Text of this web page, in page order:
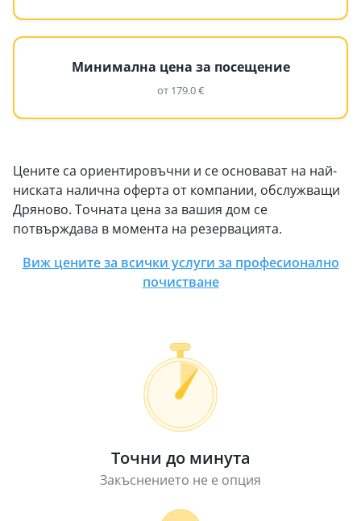
Минимална цена за посещение
от 179.0 €
Цените са ориентировъчни и се основават на най-
ниската налична оферта от компании, обслужващи
Дряново. Точната цена за вашия дом се
потвърждава в момента на резервацията.
Виж цените за всички услуги за професионално
почистване
Точни до минута
Закъснението не е опция